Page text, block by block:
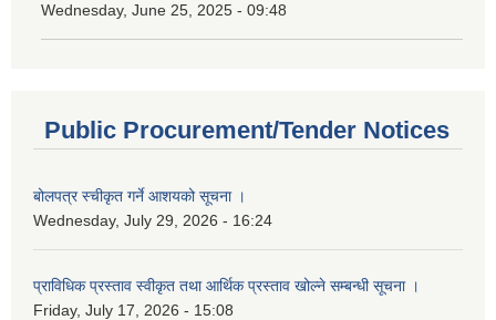
Wednesday, June 25, 2025 - 09:48
Public Procurement/Tender Notices
बोलपत्र स्चीकृत गर्ने आशयको सूचना ।
Wednesday, July 29, 2026 - 16:24
प्राविधिक प्रस्ताव स्वीकृत तथा आर्थिक प्रस्ताव खोल्ने सम्बन्धी सूचना ।
Friday, July 17, 2026 - 15:08